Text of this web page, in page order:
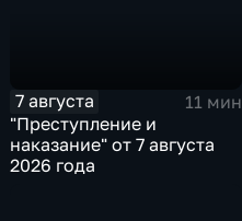
7 августа
11 мин
"Преступление и
наказание" от 7 августа
2026 года